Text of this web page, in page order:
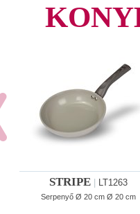
STRIPE LT1263
Serpenyő Ø 20 cm Ø 20 cm